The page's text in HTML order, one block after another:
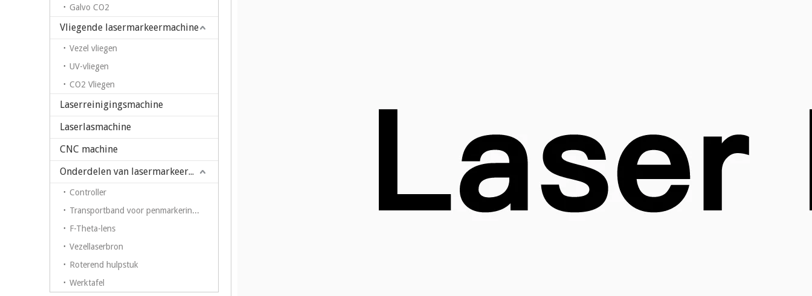
Galvo CO2
Vliegende lasermarkeermachine
Vezel vliegen
UV-vliegen
CO2 Vliegen
Laserreinigingsmachine
Laserlasmachine
CNC machine
Onderdelen van lasermarkeermachine
Controller
Transportband voor penmarkering op fiberlasermarkeermachine
F-Theta-lens
Vezellaserbron
Roterend hulpstuk
Werktafel